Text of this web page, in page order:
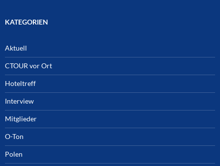
KATEGORIEN
Aktuell
CTOUR vor Ort
Hoteltreff
Interview
Mitglieder
O-Ton
Polen